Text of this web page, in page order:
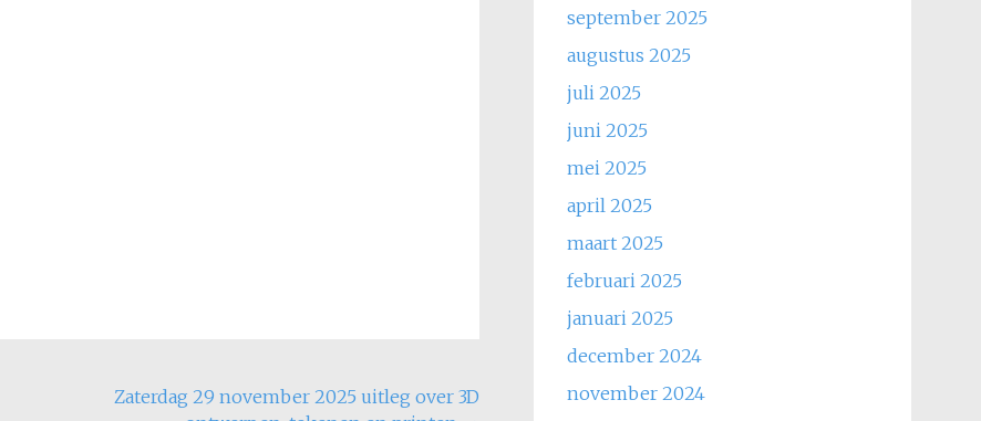
Zaterdag 29 november 2025 uitleg over 3D
september 2025
augustus 2025
juli 2025
juni 2025
mei 2025
april 2025
maart 2025
februari 2025
januari 2025
december 2024
november 2024